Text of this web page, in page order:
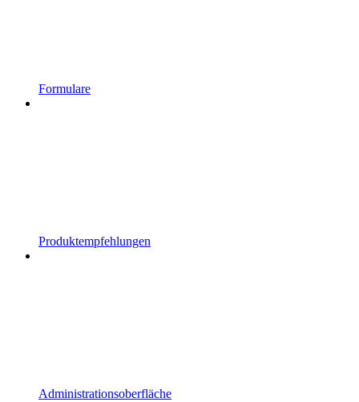
Formulare
Produktempfehlungen
Administrationsoberfläche